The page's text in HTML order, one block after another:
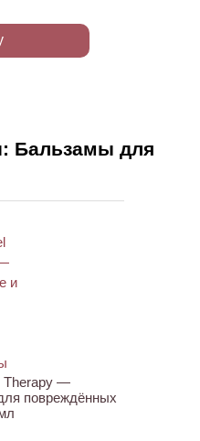
Бальзамы для
Therapy —
повреждённых